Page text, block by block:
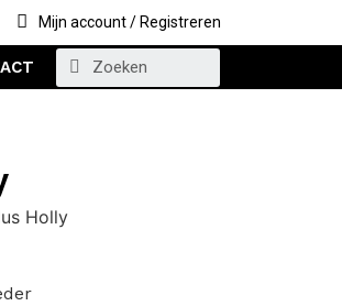
Mijn account / Registreren
Holly